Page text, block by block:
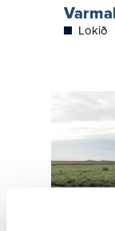
Lokið